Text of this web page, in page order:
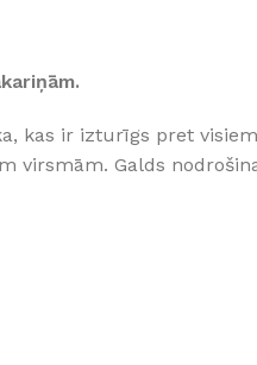
kas ir izturīgs pret
virsmām. Galds